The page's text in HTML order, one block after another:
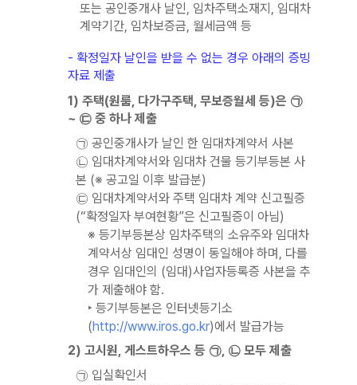
또는 공인중개사 날인, 임차주택소재지, 임대차
계약기간, 임차보증금, 월세금액 등
- 확정일자 날인을 받을 수 없는 경우 아래의 증빙
자료 제출
1) 주택(원룸, 다가구주택, 무보증월세 등)은 ㉠
~ ㉢ 중 하나 제출
㉠ 공인중개사가 날인 한 임대차계약서 사본
㉡ 임대차계약서와 임대차 건물 등기부등본 사
본 (※ 공고일 이후 발급분)
㉢ 임대차계약서와 주택 임대차 계약 신고필증
(“확정일자 부여현황”은 신고필증이 아님)
※ 등기부등본상 임차주택의 소유주와 임대차
계약서상 임대인 성명이 동일해야 하며, 다를
경우 임대인의 (임대)사업자등록증 사본을 추
가 제출해야 함.
‣ 등기부등본은 인터넷등기소
(http://www.iros.go.kr)에서 발급가능
2) 고시원, 게스트하우스 등 ㉠, ㉡ 모두 제출
㉠ 입실확인서